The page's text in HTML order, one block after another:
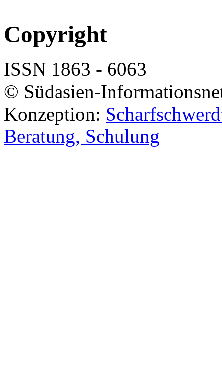
Copyright
ISSN 1863 - 6063
© Südasien-
Konzeption:
Beratung, Schulung